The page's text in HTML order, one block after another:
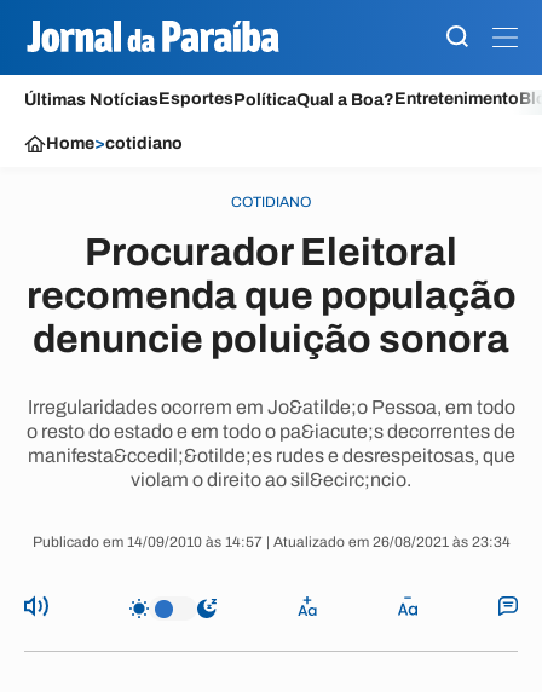
Últimas NotíciasEsportesPolíticaQual a Boa?Entretenimento
Home>cotidiano
COTIDIANO
Procurador Eleitoral
recomenda que população
denuncie poluição sonora
Irregularidades ocorrem em Jo&atilde;o Pessoa, em todo
o resto do estado e em todo o pa&iacute;s decorrentes de
manifesta&ccedil;&otilde;es rudes e desrespeitosas, que
violam o direito ao sil&ecirc;ncio.
Publicado em 14/09/2010 às 14:57 | Atualizado em 26/08/2021 às 23:34